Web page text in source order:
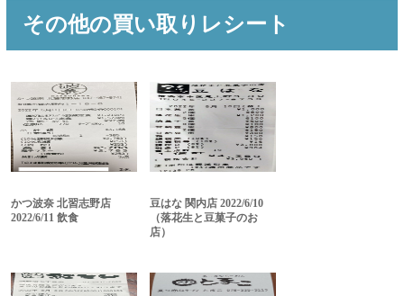
その他の買い取りレシート
かつ波奈 北習志野店
2022/6/11 飲食
豆はな 関内店 2022/6/10
（落花生と豆菓子のお
店）